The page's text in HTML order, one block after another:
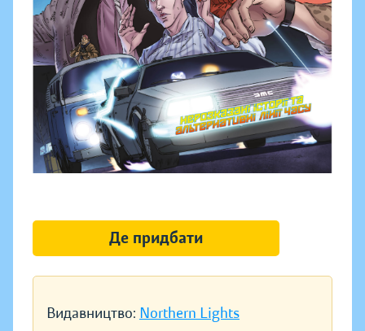
Видавництво: Northern Lights
Де придбати